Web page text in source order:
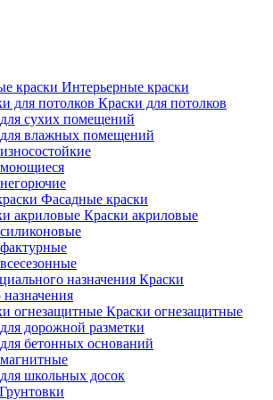
Интерьерные краски
Краски для потолков
сухих помещений
влажных помещений
Фасадные краски
Краски акриловые
Краски
Краски огнезащитные
дорожной разметки
бетонных оснований
школьных досок
Грунтовки